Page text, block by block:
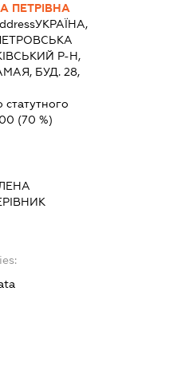
ПЕТРІВНА
УКРАЇНА,
Р-Н,
БУД. 28,
статутного
(70 %)